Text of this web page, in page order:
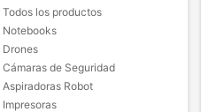
Todos los productos
Notebooks
Drones
Cámaras de Seguridad
Aspiradoras Robot
Impresoras